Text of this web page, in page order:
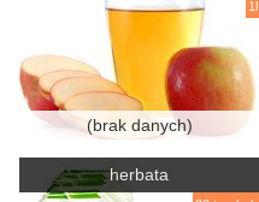
1l
(brak danych)
herbata